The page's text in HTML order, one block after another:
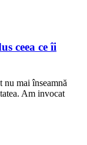
ceea ce îi
nu mai înseamnă
Am invocat